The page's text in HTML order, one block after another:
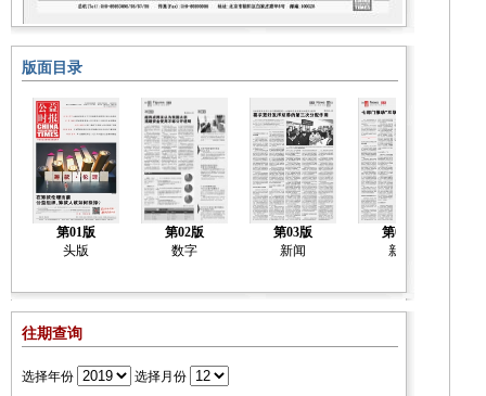
版面目录
第01版
头版
第02版
数字
第03版
新闻
第04版
新闻
往期查询
选择年份 选择月份